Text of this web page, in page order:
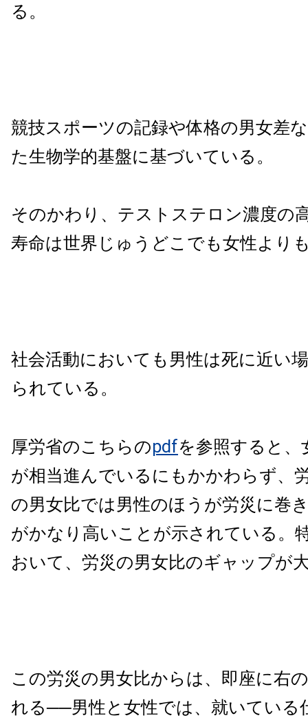
る。
競技スポーツの記録や体格の男女差
た生物学的基盤に基づいている。
そのかわり、テストステロン濃度の
寿命は世界じゅうどこでも女性より
社会活動においても男性は死に近い
られている。
厚労省のこちらのpdfを参照すると、
が相当進んでいるにもかかわらず、
の男女比では男性のほうが労災に巻
がかなり高いことが示されている。
おいて、労災の男女比のギャップが
この労災の男女比からは、即座に右
れる──男性と女性では、就いている